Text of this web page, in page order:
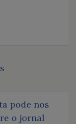
pode nos
o jornal